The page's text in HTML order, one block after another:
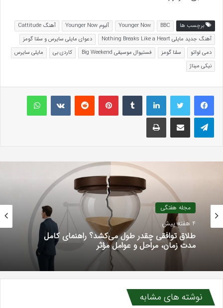
برچسب ها BBC
Younger Now آلبوم Younger Now
آهنگ Cattitude
آهنگ جدید مایلی Nothing Breaks Like a Heart
دعوای مایلی سایرس و سلنا گومز
دمی لواتو
سلنا گومز فستیوال موسیقی Big Weekend کاردی بی
مایلی سایرس
نیکی میناژ
لینکداینتامبلر پینتریستReddit
VKontakteواتس آپ
تلگرام اشتراک گذاری با ایمیل چاپ
مجله هفتگی
4 هفته پیش
طلاق توافقی چقدر طول می‌کشد؟ راهنمای کامل
مدت زمان، مراحل و عوامل مؤثر
نوشته های مشابه